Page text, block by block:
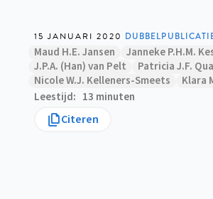
15 JANUARI 2020
Maud H.E. Jansen Janneke P.H.M.
J.P.A. (Han) van Pelt
Patricia J.F.
Nicole W.J. Kelleners-Smeets
Klara
Leestijd
13 minuten
Citeren